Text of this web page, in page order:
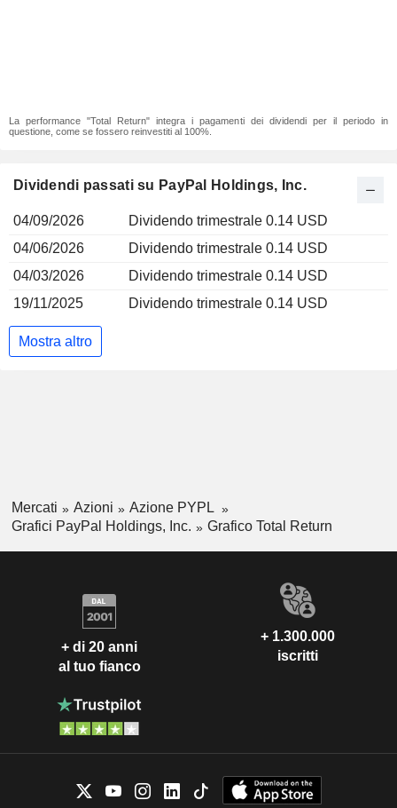
La performance "Total Return" integra i pagamenti dei dividendi per il periodo in
questione, come se fossero reinvestiti al 100%.
Dividendi passati su PayPal Holdings, Inc.
04/09/2026
Dividendo trimestrale 0.14 USD
04/06/2026
Dividendo trimestrale 0.14 USD
04/03/2026
Dividendo trimestrale 0.14 USD
19/11/2025
Dividendo trimestrale 0.14 USD
Mostra altro
Mercati Azioni
Azione PYPL
Grafici PayPal Holdings, Inc.
Grafico Total Return
+ di 20 anni
al tuo fianco
+ 1.300.000
iscritti